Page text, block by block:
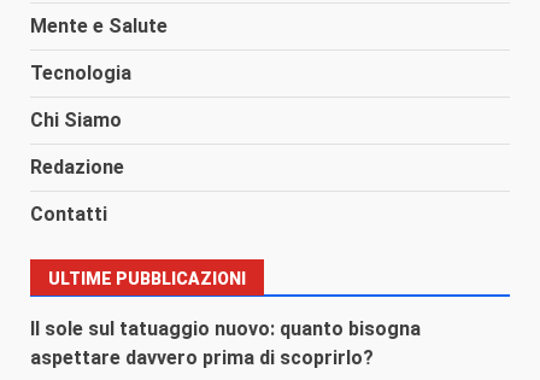
Mente e Salute
Tecnologia
Chi Siamo
Redazione
Contatti
ULTIME PUBBLICAZIONI
Il sole sul tatuaggio nuovo: quanto bisogna
aspettare davvero prima di scoprirlo?